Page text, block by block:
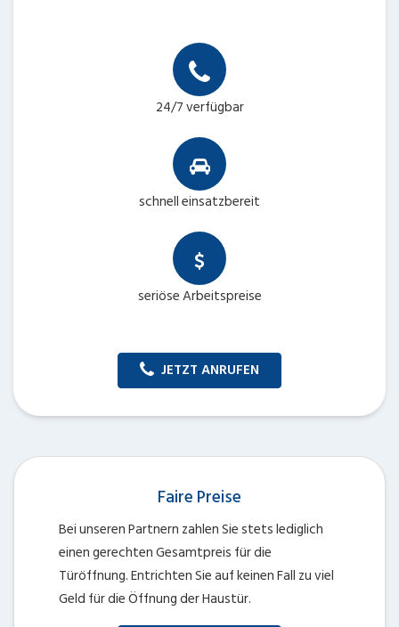
24/7 verfügbar
schnell einsatzbereit
seriöse Arbeitspreise
JETZT ANRUFEN
Faire Preise
Bei unseren Partnern zahlen Sie stets lediglich
einen gerechten Gesamtpreis für die
Türöffnung. Entrichten Sie auf keinen Fall zu viel
Geld für die Öffnung der Haustür.